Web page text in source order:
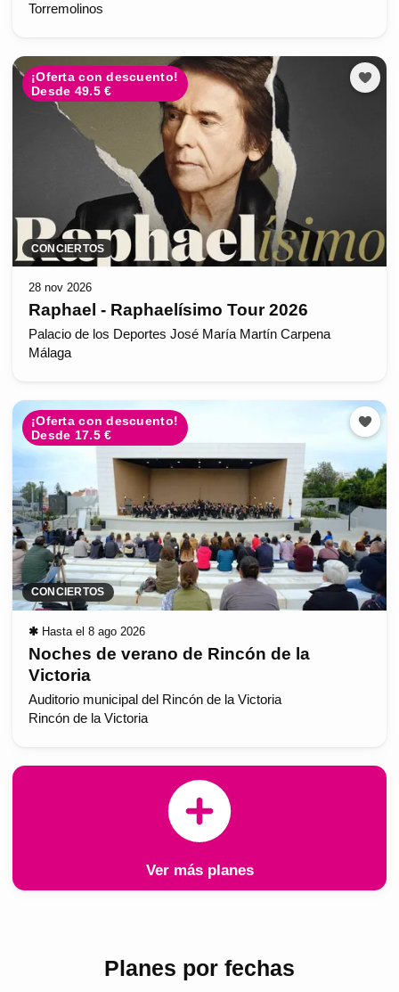
Torremolinos
¡Oferta con descuento!
Desde 49.5 €
CONCIERTOS
28 nov 2026
Raphael - Raphaelísimo Tour 2026
Palacio de los Deportes José María Martín Carpena
Málaga
¡Oferta con descuento!
Desde 17.5 €
CONCIERTOS
✱ Hasta el 8 ago 2026
Noches de verano de Rincón de la
Victoria
Auditorio municipal del Rincón de la Victoria
Rincón de la Victoria
Ver más planes
Planes por fechas